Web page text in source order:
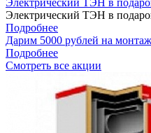
Электрический ТЭН в
Электрический ТЭН в
Подробнее
Дарим 5000 рублей на монтаж
Подробнее
Смотреть все акции